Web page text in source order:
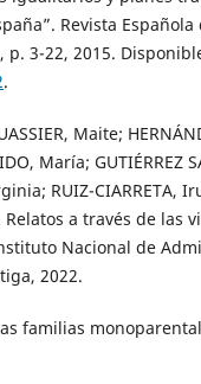
Revista Española
p. 3-22, 2015.
.
Maite;
María; GUTIÉRREZ
RUIZ-CIARRETA,
a través de las
Nacional de
2022.
familias